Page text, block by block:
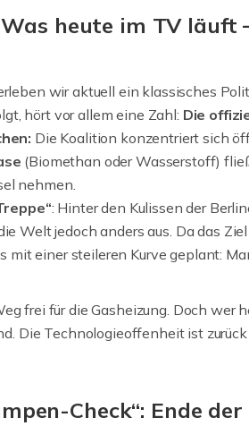
heute im TV
wir aktuell ein klassisches
hört vor allem eine Zahl: Die
Die Koalition konzentriert sich
(Biomethan oder Wasserstoff)
nehmen.
: Hinter den Kulissen der
Welt jedoch anders aus. Da das
mit einer steileren Kurve geplant:
frei für die Gasheizung. Doch wer
Die Technologieoffenheit ist
Check“: Ende